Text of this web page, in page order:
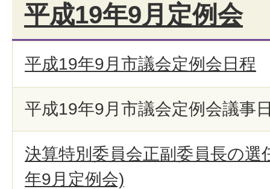
平成19年9月定例会
平成19年9月市議会定例会日程
平成19年9月市議会定例会議事
決算特別委員会正副委員長の選
年9月定例会)